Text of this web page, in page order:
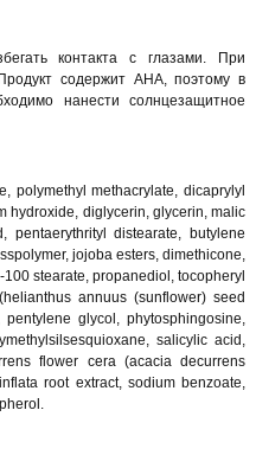
контакта с глазами. При
содержит АНА, поэтому в
нанести солнцезащитное
polymethyl methacrylate, dicaprylyl
hydroxide, diglycerin, glycerin, malic
pentaerythrityl distearate, butylene
jojoba esters, dimethicone,
stearate, propanediol, tocopheryl
annuus (sunflower) seed
glycol, phytosphingosine,
salicylic acid,
flower cera (acacia decurrens
root extract, sodium benzoate,